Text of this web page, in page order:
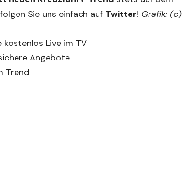
Sie uns einfach auf Twitter! Grafik: (c)
Live im TV
Angebote
Trend